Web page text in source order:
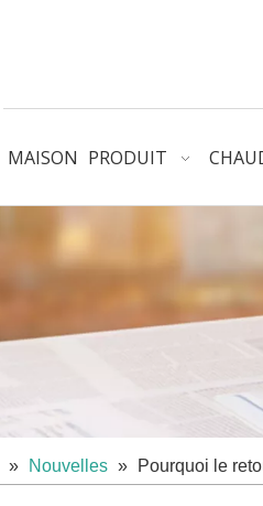
MAISON PRODUIT
» Nouvelles » Pourquoi le